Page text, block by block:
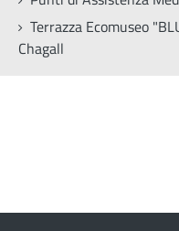
Terrazza Ecomuseo
Chagall